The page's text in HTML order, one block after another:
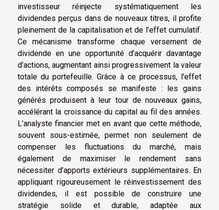
investisseur réinjecte systématiquement les
dividendes perçus dans de nouveaux titres, il profite
pleinement de la capitalisation et de l’effet cumulatif.
Ce mécanisme transforme chaque versement de
dividende en une opportunité d’acquérir davantage
d’actions, augmentant ainsi progressivement la valeur
totale du portefeuille. Grâce à ce processus, l’effet
des intérêts composés se manifeste : les gains
générés produisent à leur tour de nouveaux gains,
accélérant la croissance du capital au fil des années.
L’analyste financier met en avant que cette méthode,
souvent sous-estimée, permet non seulement de
compenser les fluctuations du marché, mais
également de maximiser le rendement sans
nécessiter d’apports extérieurs supplémentaires. En
appliquant rigoureusement le réinvestissement des
dividendes, il est possible de construire une
stratégie solide et durable, adaptée aux